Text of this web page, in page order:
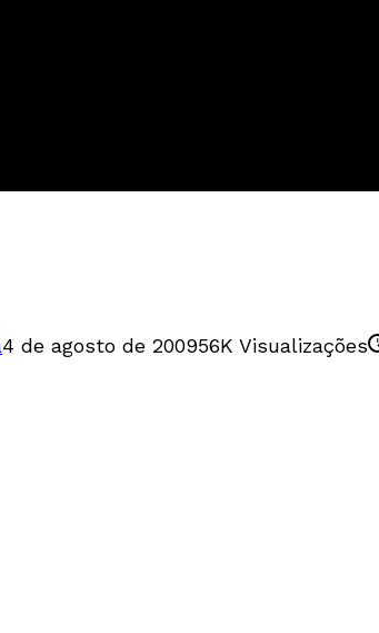
4 de agosto de 200956K Visualizações